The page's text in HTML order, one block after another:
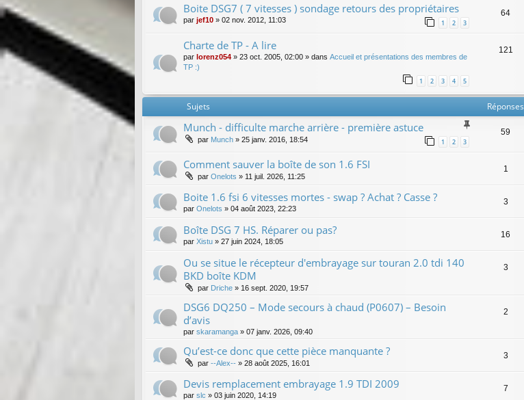
Boite DSG7 ( 7 vitesses ) sondage retours des propriétaires
par jef10 » 02 nov. 2012, 11:03 1 2 3
64
Charte de TP - A lire
par lorenz054 » 23 oct. 2005, 02:00 » dans Accueil et présentations des membres de
TP :)
1 2 3 4 5
121
Sujets Réponses
Munch - difficulte marche arrière - première astuce
par Munch » 25 janv. 2016, 18:54 1 2 3
59
Comment sauver la boîte de son 1.6 FSI
par Onelots » 11 juil. 2026, 11:25
1
Boite 1.6 fsi 6 vitesses mortes - swap ? Achat ? Casse ?
par Onelots » 04 août 2023, 22:23
3
Boîte DSG 7 HS. Réparer ou pas?
par Xistu » 27 juin 2024, 18:05
16
Ou se situe le récepteur d'embrayage sur touran 2.0 tdi 140
BKD boîte KDM
par Driche » 16 sept. 2020, 19:57
3
DSG6 DQ250 – Mode secours à chaud (P0607) – Besoin
d’avis
par skaramanga » 07 janv. 2026, 09:40
2
Qu’est-ce donc que cette pièce manquante ?
par --Alex-- » 28 août 2025, 16:01
3
Devis remplacement embrayage 1.9 TDI 2009
par slc » 03 juin 2020, 14:19
7